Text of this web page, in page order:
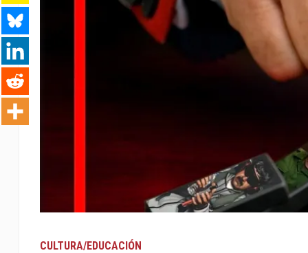
CULTURA/EDUCACIÓN